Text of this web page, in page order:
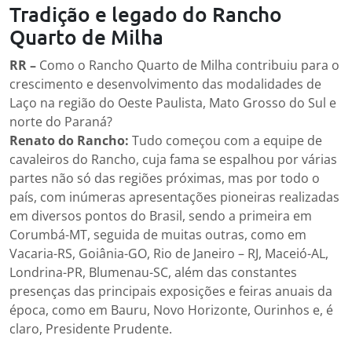
Tradição e legado do Rancho
Quarto de Milha
RR – Como o Rancho Quarto de Milha contribuiu para o
crescimento e desenvolvimento das modalidades de
Laço na região do Oeste Paulista, Mato Grosso do Sul e
norte do Paraná?
Renato do Rancho: Tudo começou com a equipe de
cavaleiros do Rancho, cuja fama se espalhou por várias
partes não só das regiões próximas, mas por todo o
país, com inúmeras apresentações pioneiras realizadas
em diversos pontos do Brasil, sendo a primeira em
Corumbá-MT, seguida de muitas outras, como em
Vacaria-RS, Goiânia-GO, Rio de Janeiro – RJ, Maceió-AL,
Londrina-PR, Blumenau-SC, além das constantes
presenças das principais exposições e feiras anuais da
época, como em Bauru, Novo Horizonte, Ourinhos e, é
claro, Presidente Prudente.